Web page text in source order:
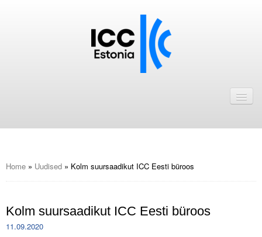
ICC Eesti liikmebaas
Astu ICC Eesti liikmeks!
Home » Uudised » Kolm suursaadikut ICC Eesti büroos
Kolm suursaadikut ICC Eesti büroos
11.09.2020